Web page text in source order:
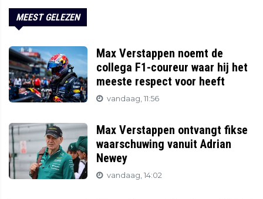
MEEST GELEZEN
Max Verstappen noemt de
collega F1-coureur waar hij het
meeste respect voor heeft
vandaag, 11:56
Max Verstappen ontvangt fikse
waarschuwing vanuit Adrian
Newey
vandaag, 14:02